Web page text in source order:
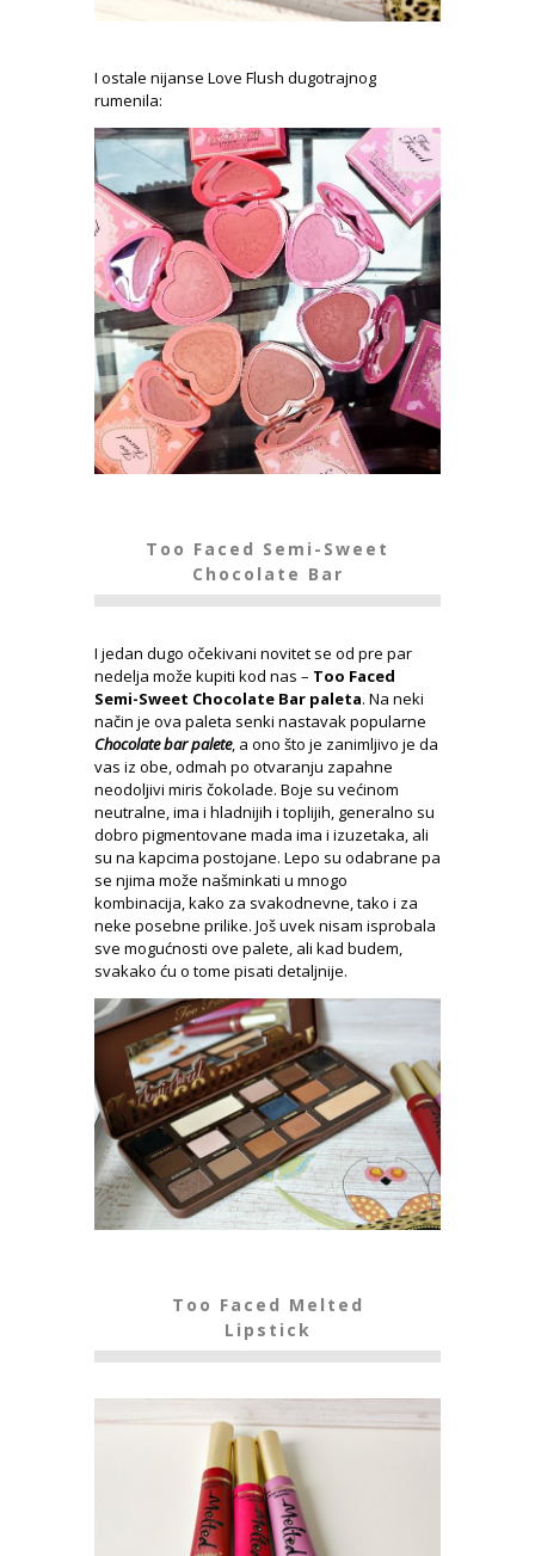
I ostale nijanse Love Flush dugotrajnog
rumenila:
Too Faced Semi-Sweet
Chocolate Bar
I jedan dugo očekivani novitet se od pre par
nedelja može kupiti kod nas – Too Faced
Semi-Sweet Chocolate Bar paleta. Na neki
način je ova paleta senki nastavak popularne
Chocolate bar palete, a ono što je zanimljivo je da
vas iz obe, odmah po otvaranju zapahne
neodoljivi miris čokolade. Boje su većinom
neutralne, ima i hladnijih i toplijih, generalno su
dobro pigmentovane mada ima i izuzetaka, ali
su na kapcima postojane. Lepo su odabrane pa
se njima može našminkati u mnogo
kombinacija, kako za svakodnevne, tako i za
neke posebne prilike. Još uvek nisam isprobala
sve mogućnosti ove palete, ali kad budem,
svakako ću o tome pisati detaljnije.
Too Faced Melted
Lipstick